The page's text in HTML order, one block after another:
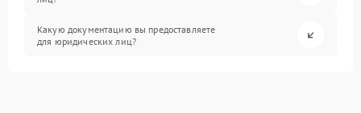
Какую документацию вы предоставляете
для юридических лиц?